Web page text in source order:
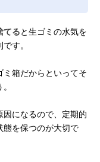
てると生ゴミの水気を
す。
箱だからといってそ
因になるので、定期的
態を保つのが大切で